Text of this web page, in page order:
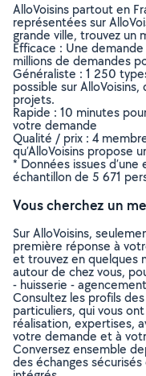
AlloVoisins partout en
représentées sur
grande ville, trouvez un
Efficace : Une
millions de demandes
Généraliste : 1 250
possible sur
projets.
Rapide : 10 minutes
votre demande
Qualité / prix : 4
qu’AlloVoisins propose
* Données issues
échantillon de 5 671
Vous cherchez un
Sur AlloVoisins,
première réponse à
et trouvez en quelques
autour de chez vous,
- huisserie - agencement
Consultez les profils
particuliers, qui vous
réalisation, expertises,
votre demande et à
Conversez ensemble
des échanges